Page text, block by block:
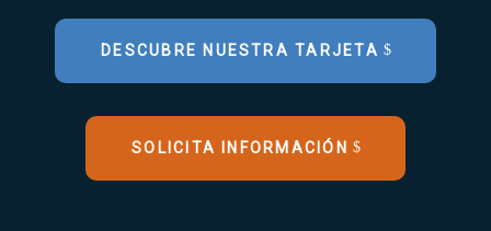
DESCUBRE NUESTRA TARJETA
SOLICITA INFORMACIÓN